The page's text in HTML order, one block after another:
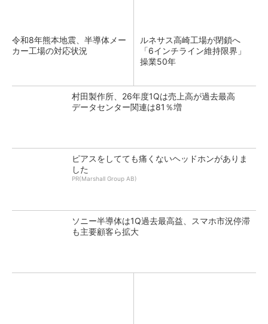
令和8年熊本地震、半導体メー
カー工場の対応状況
ルネサス高崎工場が閉鎖へ
「6インチライン維持限界」
操業50年
村田製作所、26年度1Qは売上高が過去最高
データセンター関連は81％増
ピアスをしてても痛くないヘッドホンがありま
した
PR(Marshall Group AB)
ソニー半導体は1Q過去最高益、スマホ市況停滞
も主要顧客ら拡大